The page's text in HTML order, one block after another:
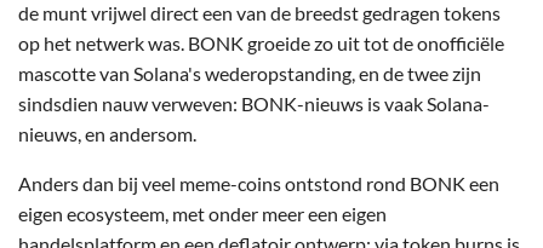
de munt vrijwel direct een van de breedst gedragen tokens
op het netwerk was. BONK groeide zo uit tot de onofficiële
mascotte van Solana's wederopstanding, en de twee zijn
sindsdien nauw verweven: BONK-nieuws is vaak Solana-
nieuws, en andersom.
Anders dan bij veel meme-coins ontstond rond BONK een
eigen ecosysteem, met onder meer een eigen